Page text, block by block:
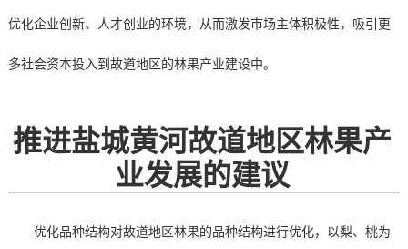
优化企业创新、人才创业的环境，从而激发市场主体积极性，吸引更
多社会资本投入到故道地区的林果产业建设中。
推进盐城黄河故道地区林果产
业发展的建议
优化品种结构对故道地区林果的品种结构进行优化，以梨、桃为